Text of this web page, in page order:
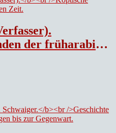
früharabischen Zeit.